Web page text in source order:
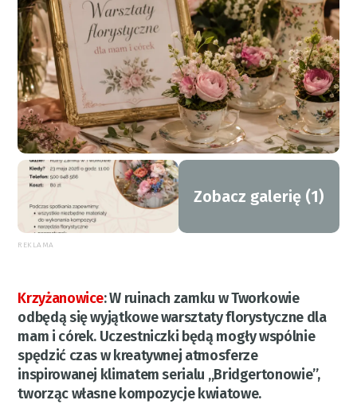
Zobacz galerię (1)
REKLAMA
Krzyżanowice:W ruinach zamku w Tworkowie
odbędą się wyjątkowe warsztaty florystyczne dla
mam i córek. Uczestniczki będą mogły wspólnie
spędzić czas w kreatywnej atmosferze
inspirowanej klimatem serialu „Bridgertonowie”,
tworząc własne kompozycje kwiatowe.